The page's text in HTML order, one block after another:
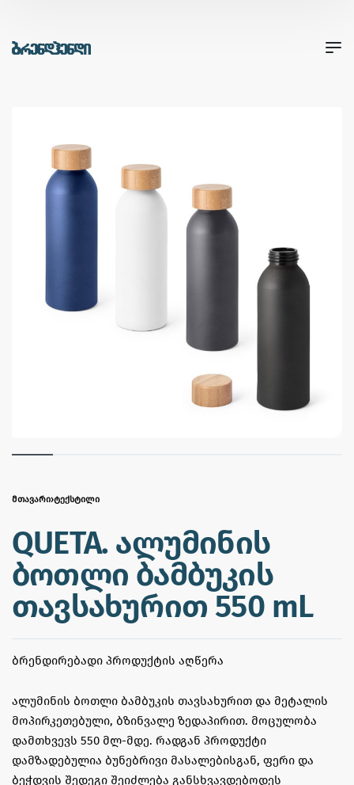
ᲛᲗᲐᲕᲐᲠᲘ›ᲢᲔᲥᲡᲢᲘᲚᲘ
QUETA. ალუმინის
ბოთლი ბამბუკის
თავსახურით 550 mL
ᲑᲠᲔᲜᲓᲘᲠᲔᲑᲐᲓᲘ ᲞᲠᲝᲓᲣᲥᲢᲘᲡ ᲐᲦᲬᲔᲠᲐ
ალუმინის ბოთლი ბამბუკის თავსახურით და მეტალის
მოპირკეთებული, ბზინვალე ზედაპირით. მოცულობა
დამთხვევს 550 მლ-მდე. რადგან პროდუქტი
დამზადებულია ბუნებრივი მასალებისგან, ფერი და
ბეჭდვის შედეგი შეიძლება განსხვავდებოდეს